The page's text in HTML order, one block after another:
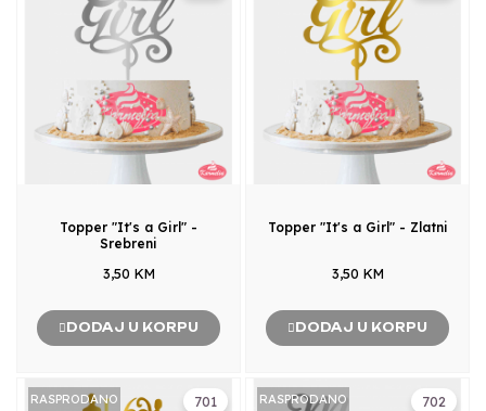
Topper "It's a Girl" -
Srebreni
3,50 KM
DODAJ U KORPU
Topper "It's a Girl" - Zlatni
3,50 KM
DODAJ U KORPU
701
RASPRODANO 702
RASPRODANO